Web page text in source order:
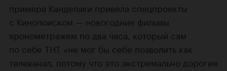
примера Канделаки привела спецпроекты
с Кинопоиском — новогодние фильмы
хронометражем по два часа, который сам
по себе ТНТ «не мог бы себе позволить как
телеканал, потому что это экстремально дорогие